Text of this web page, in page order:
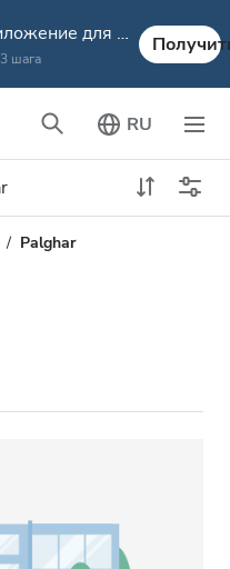
bookdialysis — приложение для путешествий
шага
RU
Palghar